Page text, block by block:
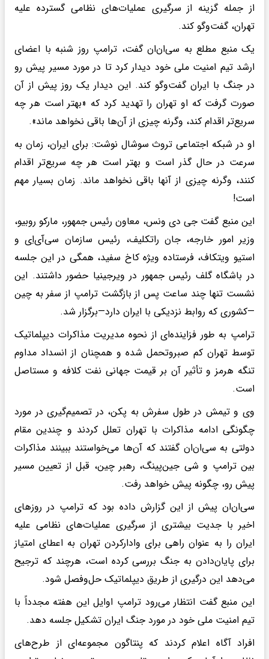
از جمله گزینه از سرگیری عملیات‌های نظامی گسترده علیه
تهران، گفت‌وگو کند.
یک منبع مطلع به سی‌ان‌ان گفت، ترامپ روز شنبه با اعضای
ارشد تیم امنیت ملی خود دیدار کرد تا در مورد مسیر پیش رو
در جنگ با ایران گفت‌وگو کند. این دیدار یک روز پیش از آن
صورت گرفت که او تهران را تهدید کرد که «بهتر است هر چه
سریع‌تر اقدام کند، وگرنه چیزی از آن‌ها باقی نخواهد ماند».
او در شبکه اجتماعی تروث سوشال نوشت: برای ایران، زمان به
سرعت در حال گذر است و بهتر است هر چه سریع‌تر اقدام
کنند، وگرنه چیزی از آنها باقی نخواهد ماند. زمان بسیار مهم
است!
این منبع گفت جی دی ونس، معاون رئیس جمهور، مارکو روبیو،
وزیر امور خارجه، جان راتکلیف، رئیس سازمان سی‌آی‌اِی و
استیو ویتکاف، فرستاده ویژه کاخ سفید، همگی در این جلسه
در باشگاه گلف رئیس جمهور در ویرجینیا حضور داشتند. این
نشست تنها چند ساعت پس از بازگشت ترامپ از سفر به چین
—کشوری که روابط نزدیکی با ایران دارد—برگزار شد.
ترامپ به طور فزاینده‌ای از نحوه مدیریت مذاکرات دیپلماتیک
توسط تهران کم صبروتحمل شده و همچنان از انسداد مداوم
تنگه هرمز و تأثیر آن بر قیمت جهانی نفت کلافه و مستاصل
است.
وی و تیمش در طول سفرش به پکن، در تصمیم‌گیری در مورد
چگونگی ادامه مذاکرات با تهران تعلل کردند و چندین مقام
دولتی به سی‌ان‌ان گفتند که آن‌ها می‌خواستند ببینند مذاکرات
بین ترامپ و شی جین‌پینگ، رهبر چین، قبل از تعیین مسیر
پیش رو، چگونه پیش خواهد رفت.
سی‌ان‌ان پیش از این گزارش داده بود که ترامپ در روزهای
اخیر با جدیت بیشتری از سرگیری عملیات‌های نظامی علیه
ایران را به عنوان راهی برای وادارکردن تهران به اعطای امتیاز
برای پایان‌دادن به جنگ بررسی کرده است، هرچند که ترجیح
می‌دهد این درگیری از طریق دیپلماتیک حل‌وفصل شود.
این منبع گفت انتظار می‌رود ترامپ اوایل این هفته مجدداً با
تیم امنیت ملی خود در مورد جنگ ایران تشکیل جلسه دهد.
افراد آگاه اعلام کردند که پنتاگون مجموعه‌ای از طرح‌های